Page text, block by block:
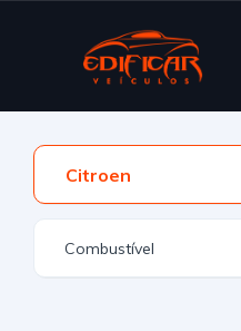
Citroen